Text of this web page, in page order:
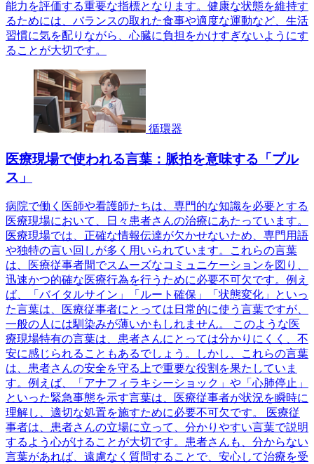
能力を評価する重要な指標となります。健康な状態を維持す
るためには、バランスの取れた食事や適度な運動など、生活
習慣に気を配りながら、心臓に負担をかけすぎないようにす
ることが大切です。
循環器
医療現場で使われる言葉：脈拍を意味する「プル
ス」
病院で働く医師や看護師たちは、専門的な知識を必要とする
医療現場において、日々患者さんの治療にあたっています。
医療現場では、正確な情報伝達が欠かせないため、専門用語
や独特の言い回しが多く用いられています。これらの言葉
は、医療従事者間でスムーズなコミュニケーションを図り、
迅速かつ的確な医療行為を行うために必要不可欠です。例え
ば、「バイタルサイン」「ルート確保」「状態変化」といっ
た言葉は、医療従事者にとっては日常的に使う言葉ですが、
一般の人には馴染みが薄いかもしれません。 このような医
療現場特有の言葉は、患者さんにとっては分かりにくく、不
安に感じられることもあるでしょう。しかし、これらの言葉
は、患者さんの安全を守る上で重要な役割を果たしていま
す。例えば、「アナフィラキシーショック」や「心肺停止」
といった緊急事態を示す言葉は、医療従事者が状況を瞬時に
理解し、適切な処置を施すために必要不可欠です。 医療従
事者は、患者さんの立場に立って、分かりやすい言葉で説明
するよう心がけることが大切です。患者さんも、分からない
言葉があれば、遠慮なく質問することで、安心して治療を受